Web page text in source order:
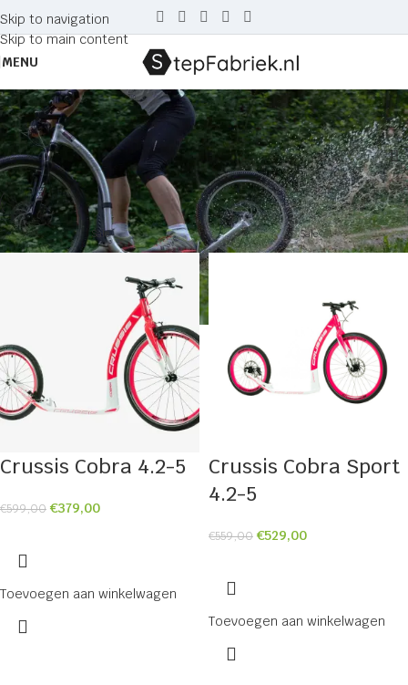
Skip to navigation
Skip to main content
MENU
4.2-5
Home Producten getagged “4.2-5”
Sale
Crussis Cobra 4.2-5
€599,00 €379,00
Toevoegen aan winkelwagen
Sale
Crussis Cobra Sport
4.2-5
€559,00 €529,00
Toevoegen aan winkelwagen